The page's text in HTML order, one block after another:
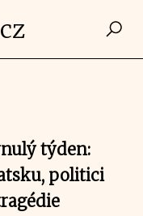
týden:
politici